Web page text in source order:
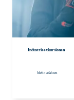
Industrieexkursionen
Mehr erfahren